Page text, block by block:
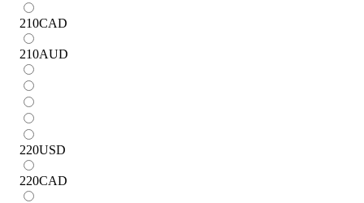
210CAD
210AUD
220USD
220CAD